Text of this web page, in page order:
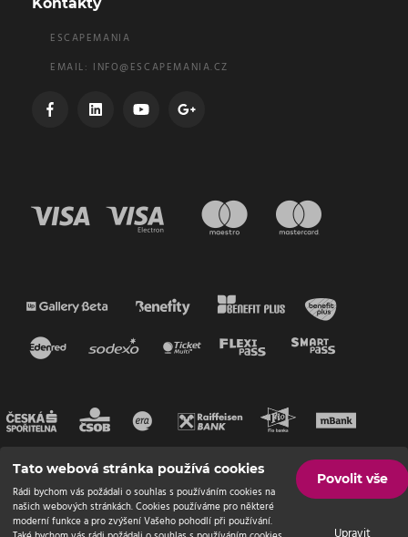
Kontakty
ESCAPEMANIA
EMAIL: INFO@ESCAPEMANIA.CZ
Tato webová stránka používá cookies
Rádi bychom vás požádali o souhlas s používáním cookies na
našich webových stránkách. Cookies používáme pro některé
moderní funkce a pro zvýšení Vašeho pohodlí při používání.
Povolit vše